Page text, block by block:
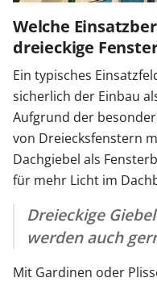
Welche
dreieckige
Ein typisches
sicherlich der Einbau
Aufgrund der
von Dreiecksfenstern
Dachgiebel als
für mehr Licht im
Dreieckige
werden auch
Mit Gardinen oder